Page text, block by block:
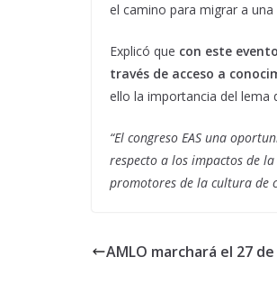
el camino para migrar a
Explicó que con este
través de acceso a
ello la importancia del lema
“El congreso EAS una
respecto a los impactos de
promotores de la cultura de
AMLO marchará el 27